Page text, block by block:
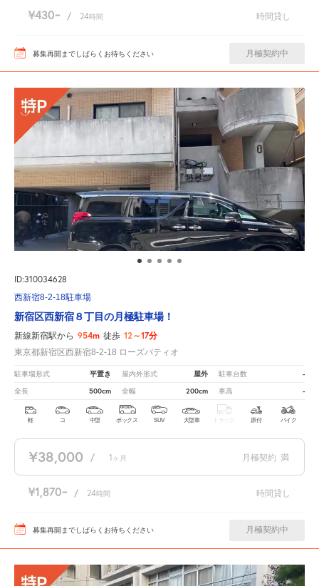
¥430 / 24時間 時間貸し
募集再開までしばらくお待ちください 月極契約中
ID:310034628
西新宿8-2-18駐車場
新宿区西新宿８丁目の月極駐車場！
新線新宿駅から 954m 徒歩 12～17分
東京都新宿区西新宿8-2-18 ローズパティオ
駐車場形式 平置き 屋内外形式 屋外 駐車台数 -
全長 500cm 全幅 200cm 車高 -
軽 コ 中型 ボックス SUV 大型車 トラック 原付 バイク
¥38,000 / 1 ヶ月 月極契約 満
¥1,870 / 24時間 時間貸し
募集再開までしばらくお待ちください 月極契約中